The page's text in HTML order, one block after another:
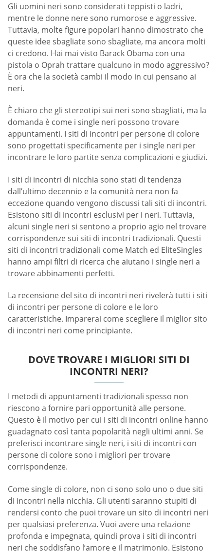
Gli uomini neri sono considerati teppisti o ladri,
mentre le donne nere sono rumorose e aggressive.
Tuttavia, molte figure popolari hanno dimostrato che
queste idee sbagliate sono sbagliate, ma ancora molti
ci credono. Hai mai visto Barack Obama con una
pistola o Oprah trattare qualcuno in modo aggressivo?
È ora che la società cambi il modo in cui pensano ai
neri.
È chiaro che gli stereotipi sui neri sono sbagliati, ma la
domanda è come i single neri possono trovare
appuntamenti. I siti di incontri per persone di colore
sono progettati specificamente per i single neri per
incontrare le loro partite senza complicazioni e giudizi.
I siti di incontri di nicchia sono stati di tendenza
dall’ultimo decennio e la comunità nera non fa
eccezione quando vengono discussi tali siti di incontri.
Esistono siti di incontri esclusivi per i neri. Tuttavia,
alcuni single neri si sentono a proprio agio nel trovare
corrispondenze sui siti di incontri tradizionali. Questi
siti di incontri tradizionali come Match ed EliteSingles
hanno ampi filtri di ricerca che aiutano i single neri a
trovare abbinamenti perfetti.
La recensione del sito di incontri neri rivelerà tutti i siti
di incontri per persone di colore e le loro
caratteristiche. Imparerai come scegliere il miglior sito
di incontri neri come principiante.
DOVE TROVARE I MIGLIORI SITI DI
INCONTRI NERI?
I metodi di appuntamenti tradizionali spesso non
riescono a fornire pari opportunità alle persone.
Questo è il motivo per cui i siti di incontri online hanno
guadagnato così tanta popolarità negli ultimi anni. Se
preferisci incontrare single neri, i siti di incontri con
persone di colore sono i migliori per trovare
corrispondenze.
Come single di colore, non ci sono solo uno o due siti
di incontri nella nicchia. Gli utenti saranno stupiti di
rendersi conto che puoi trovare un sito di incontri neri
per qualsiasi preferenza. Vuoi avere una relazione
profonda e impegnata, quindi prova i siti di incontri
neri che soddisfano l’amore e il matrimonio. Esistono